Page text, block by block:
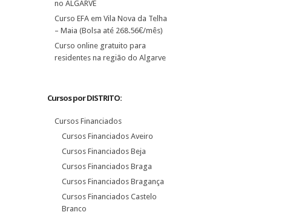
no ALGARVE
Curso EFA em Vila Nova da Telha
– Maia (Bolsa até 268.56€/mês)
Curso online gratuito para
residentes na região do Algarve
Cursos por DISTRITO:
Cursos Financiados
Cursos Financiados Aveiro
Cursos Financiados Beja
Cursos Financiados Braga
Cursos Financiados Bragança
Cursos Financiados Castelo
Branco